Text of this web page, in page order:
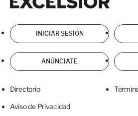
INICIAR SESIÓN
ANÚNCIATE
Directorio
Aviso de Privacidad